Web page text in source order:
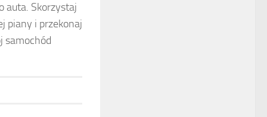
auta. Skorzystaj
piany i przekonaj
samochód